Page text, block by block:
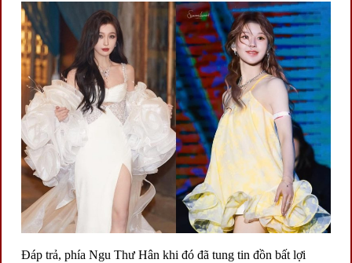
Đáp trả, phía Ngu Thư Hân khi đó đã tung tin đồn bất lợi